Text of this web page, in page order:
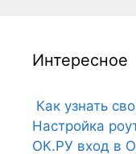
Интересное
Как узнать
Настройка
ОК.РУ вход в